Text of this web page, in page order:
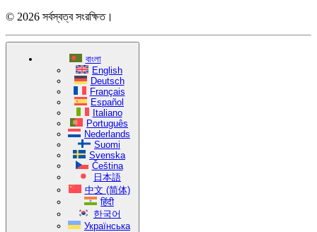
© 2026 সর্বস্বত্ব সংরক্ষিত।
বাংলা
English
Deutsch
Français
Español
Italiano
Português
Nederlands
Suomi
Svenska
Čeština
日本語
中文 (简体)
हिंदी
한국어
Українська